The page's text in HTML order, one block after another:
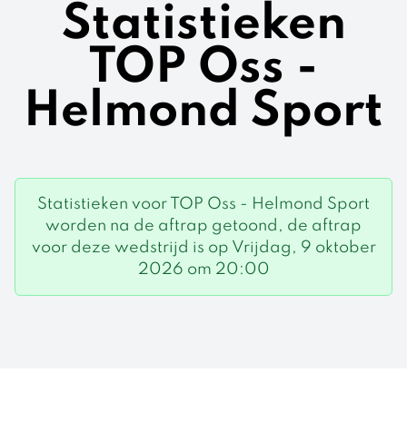
Statistieken
TOP Oss -
Helmond Sport
Statistieken voor TOP Oss - Helmond Sport
worden na de aftrap getoond, de aftrap
voor deze wedstrijd is op Vrijdag, 9 oktober
2026 om 20:00